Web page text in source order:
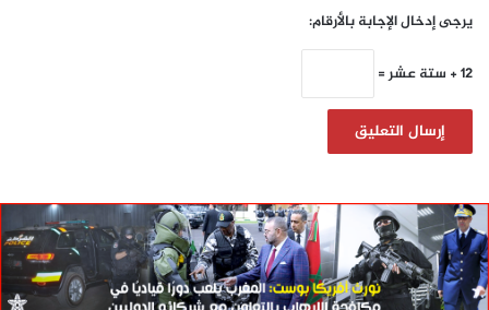
يرجى إدخال الإجابة بالأرقام:
12 + ستة عشر =